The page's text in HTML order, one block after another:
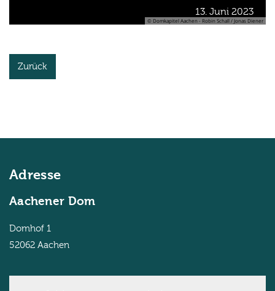
13. Juni 2023
© Domkapitel Aachen - Robin Schall / Jonas Diener
Zurück
Adresse
Aachener Dom
Domhof 1
52062 Aachen